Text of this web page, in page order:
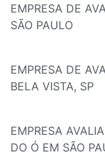
EMPRESA DE
SÃO PAULO
EMPRESA DE
BELA VISTA, SP
EMPRESA
DO Ó EM SÃO